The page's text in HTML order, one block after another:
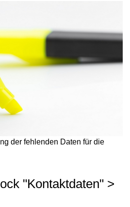
der fehlenden Daten für die
"Kontaktdaten" >